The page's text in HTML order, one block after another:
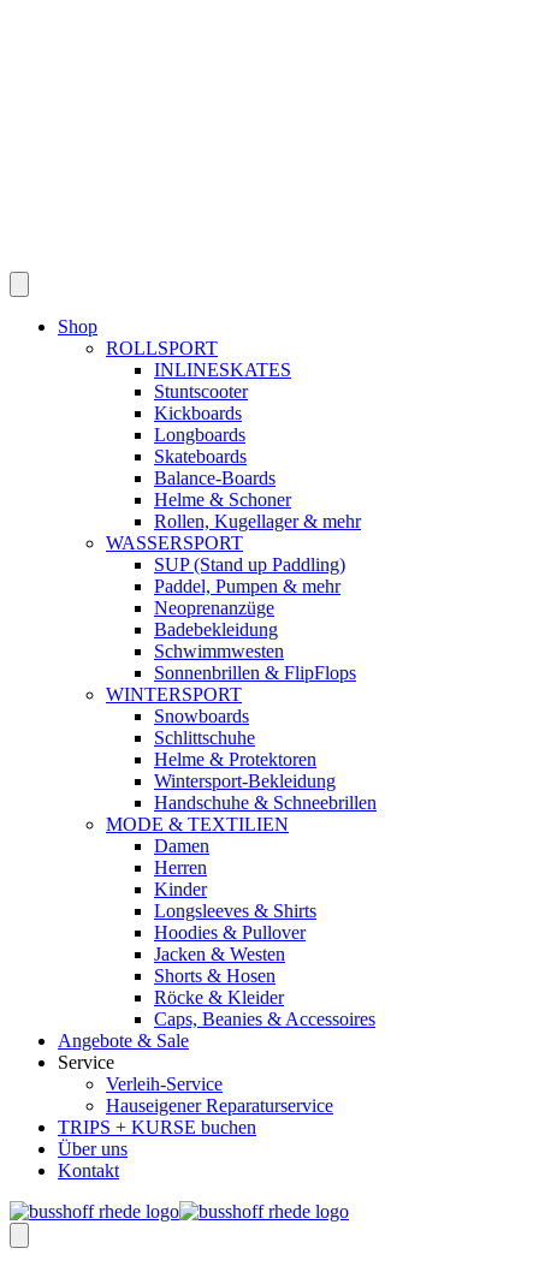
Shop
ROLLSPORT
INLINESKATES
Stuntscooter
Kickboards
Longboards
Skateboards
Balance-Boards
Helme & Schoner
Rollen, Kugellager & mehr
WASSERSPORT
SUP (Stand up Paddling)
Paddel, Pumpen & mehr
Neoprenanzüge
Badebekleidung
Schwimmwesten
Sonnenbrillen & FlipFlops
WINTERSPORT
Snowboards
Schlittschuhe
Helme & Protektoren
Wintersport-Bekleidung
Handschuhe & Schneebrillen
MODE & TEXTILIEN
Damen
Herren
Kinder
Longsleeves & Shirts
Hoodies & Pullover
Jacken & Westen
Shorts & Hosen
Röcke & Kleider
Caps, Beanies & Accessoires
Angebote & Sale
Service
Verleih-Service
Hauseigener Reparaturservice
TRIPS + KURSE buchen
Über uns
Kontakt